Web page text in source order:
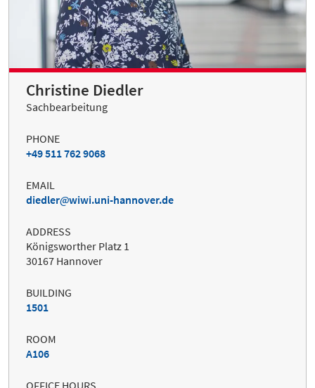
Christine Diedler
Sachbearbeitung
PHONE
+49 511 762 9068
EMAIL
diedler
wiwi.uni-hannover.de
ADDRESS
Königsworther Platz 1
30167 Hannover
BUILDING
1501
ROOM
A106
OFFICE HOURS